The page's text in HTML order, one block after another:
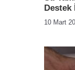
Destek
10 Mart